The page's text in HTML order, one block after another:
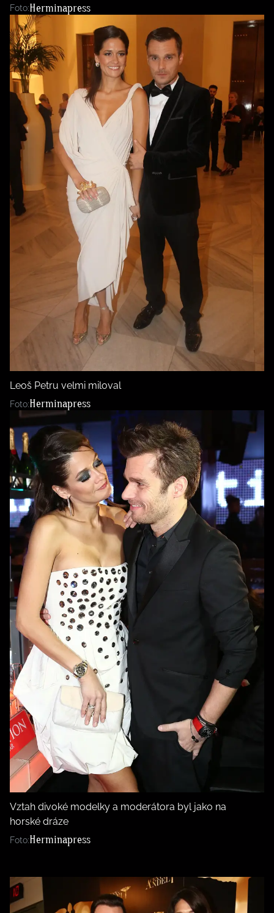
Foto:Herminapress
Leoš Petru velmi miloval
Foto:Herminapress
Vztah divoké modelky a moderátora byl jako na
horské dráze
Foto:Herminapress